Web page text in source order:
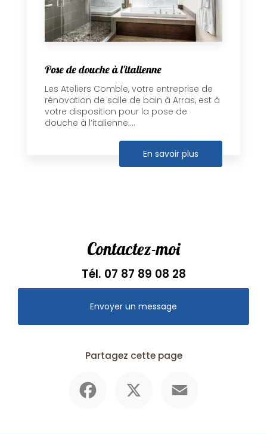
Pose de douche à l'italienne
Les Ateliers Comble, votre entreprise de
rénovation de salle de bain à Arras, est à
votre disposition pour la pose de
douche à l’italienne....
En savoir plus
Contactez-moi
Tél. 07 87 89 08 28
Envoyer un message
Partagez cette page